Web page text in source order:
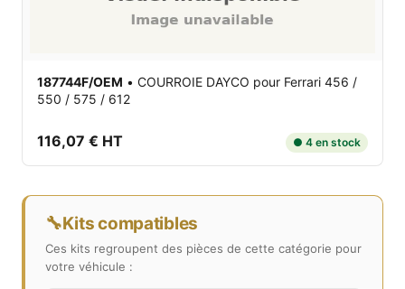
187744F/OEM • COURROIE DAYCO pour Ferrari 456 /
550 / 575 / 612
116,07 € HT ● 4 en stock
🔧Kits compatibles
Ces kits regroupent des pièces de cette catégorie pour
votre véhicule :